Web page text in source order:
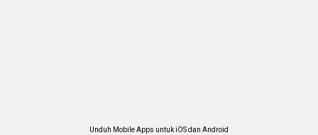
Unduh Mobile Apps untuk iOS dan Android